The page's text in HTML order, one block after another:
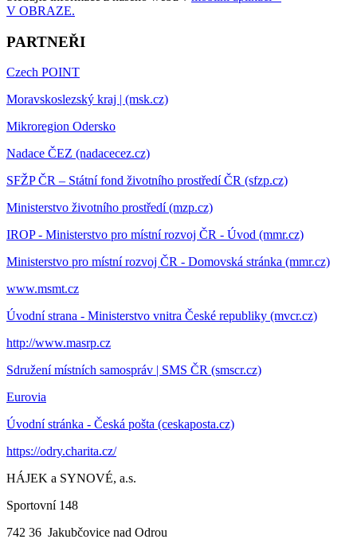
V OBRAZE.
PARTNEŘI
Czech POINT
Moravskoslezský kraj | (msk.cz)
Mikroregion Odersko
Nadace ČEZ (nadacecez.cz)
SFŽP ČR – Státní fond životního prostředí ČR (sfzp.cz)
Ministerstvo životního prostředí (mzp.cz)
IROP - Ministerstvo pro místní rozvoj ČR - Úvod (mmr.cz)
Ministerstvo pro místní rozvoj ČR - Domovská stránka (mmr.cz)
www.msmt.cz
Úvodní strana - Ministerstvo vnitra České republiky (mvcr.cz)
http://www.masrp.cz
Sdružení místních samospráv | SMS ČR (smscr.cz)
Eurovia
Úvodní stránka - Česká pošta (ceskaposta.cz)
https://odry.charita.cz/
HÁJEK a SYNOVÉ, a.s.
Sportovní 148
742 36 Jakubčovice nad Odrou